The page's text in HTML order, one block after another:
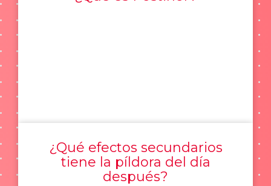
¿Qué efectos secundarios
tiene la píldora del día
después?